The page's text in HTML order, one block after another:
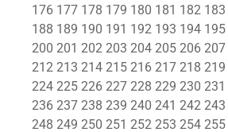
176 177 178 179 180 181 182 183
188 189 190 191 192 193 194 195
200 201 202 203 204 205 206 207
212 213 214 215 216 217 218 219
224 225 226 227 228 229 230 231
236 237 238 239 240 241 242 243
248 249 250 251 252 253 254 255